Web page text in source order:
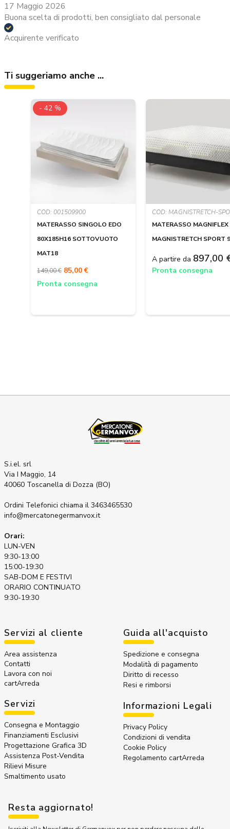
17 Maggio 2026
Buona scelta di prodotti, ben consigliato dal personale
Acquirente verificato
Ti suggeriamo anche ...
COD: 001509900
MATERASSO SINGOLO EDO
80X185H16 SOTTOVUOTO
MAT18
- 42 %
149,00 € 85,00 €
Pronta consegna
COD: MAGNISTRETCH-
MATERASSO MAGNIFLEX
MAGNISTRETCH SPORT 9
A partire da 897,00
Pronta consegna
S.i.el. srl
Via I Maggio, 14
40060 Toscanella di Dozza (BO)
Ordini Telefonici chiama il 3463465530
info@mercatonegermanvox.it
Orari:
LUN-VEN
9:30-13:00
15:00-19:30
SAB-DOM E FESTIVI
ORARIO CONTINUATO
9:30-19:30
Servizi al cliente
Area assistenza
Contatti
Lavora con noi
cartArreda
Servizi
Consegna e Montaggio
Finanziamenti Esclusivi
Progettazione Grafica 3D
Assistenza Post-Vendita
Rilievi Misure
Smaltimento usato
Guida all'acquisto
Spedizione e consegna
Modalità di pagamento
Diritto di recesso
Resi e rimborsi
Informazioni Legali
Privacy Policy
Condizioni di vendita
Cookie Policy
Regolamento cartArreda
Resta aggiornato!